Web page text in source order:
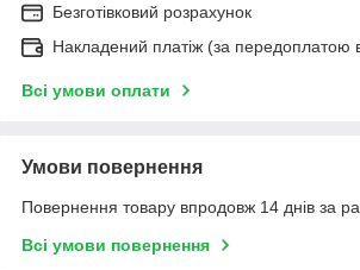
Безготівковий розрахунок
Накладений платіж (за передоплатою
Всі умови оплати
Умови повернення
Повернення товару впродовж 14 днів за
Всі умови повернення